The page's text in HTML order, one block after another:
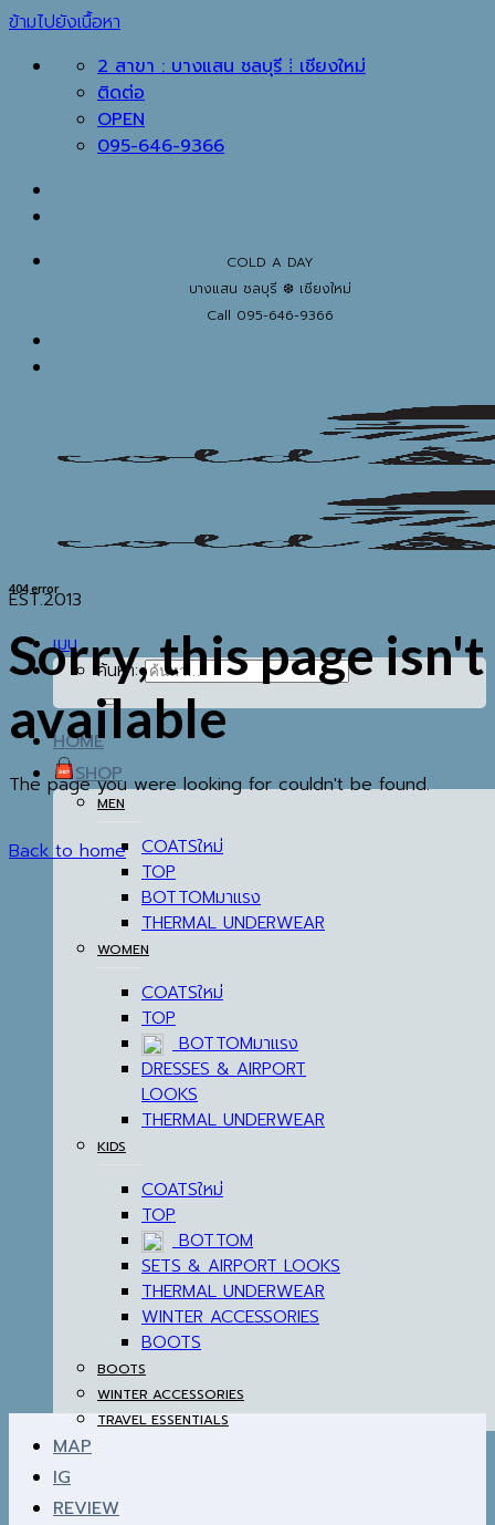
ข้ามไปยังเนื้อหา
2 สาขา : บางแสน ชลบุรี ⁞ เชียงใหม่
ติดต่อ
OPEN
095-646-9366
COLD A DAY
บางแสน ชลบุรี ❆ เชียงใหม่
Call 095-646-9366
EST.2013
เมนู
ค้นหา:
HOME
SHOP
MEN
COATS
TOP
BOTTOM
THERMAL UNDERWEAR
WOMEN
COATS
TOP
BOTTOM
DRESSES & AIRPORT
LOOKS
THERMAL UNDERWEAR
KIDS
COATS
TOP
BOTTOM
SETS & AIRPORT LOOKS
THERMAL UNDERWEAR
WINTER ACCESSORIES
BOOTS
BOOTS
WINTER ACCESSORIES
TRAVEL ESSENTIALS
MAP
IG
REVIEW
404 error
Sorry, this page isn't
available
The page you were looking for couldn't be found.
Back to home